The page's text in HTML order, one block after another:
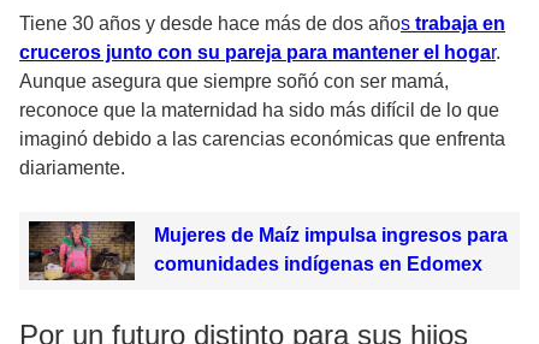
Tiene 30 años y desde hace más de dos años trabaja en
cruceros junto con su pareja para mantener el hogar.
Aunque asegura que siempre soñó con ser mamá,
reconoce que la maternidad ha sido más difícil de lo que
imaginó debido a las carencias económicas que enfrenta
diariamente.
Mujeres de Maíz impulsa ingresos para
comunidades indígenas en Edomex
Por un futuro distinto para sus hijos